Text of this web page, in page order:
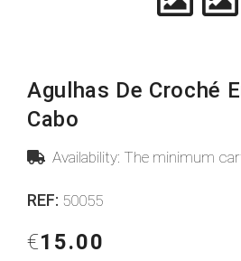
Agulhas De Croché
Cabo
Availability: The minimum
REF: 50055
€15.00